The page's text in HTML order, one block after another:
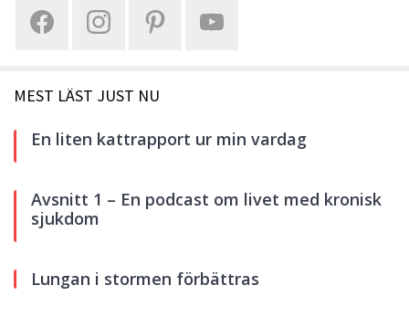
MEST LÄST JUST NU
En liten kattrapport ur min vardag
Avsnitt 1 – En podcast om livet med kronisk
sjukdom
Lungan i stormen förbättras